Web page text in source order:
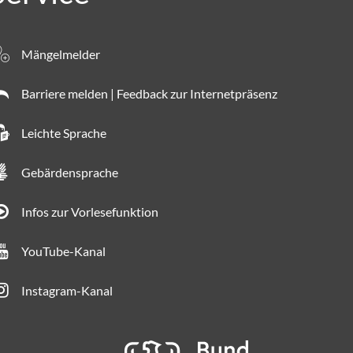
Mängelmelder
Barriere melden | Feedback zur Internetpräsenz
Leichte Sprache
Gebärdensprache
Infos zur Vorlesefunktion
YouTube-Kanal
Instagram-Kanal